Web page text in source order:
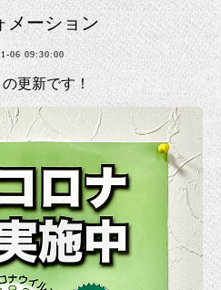
メーション
06 09:30:00
更新です！